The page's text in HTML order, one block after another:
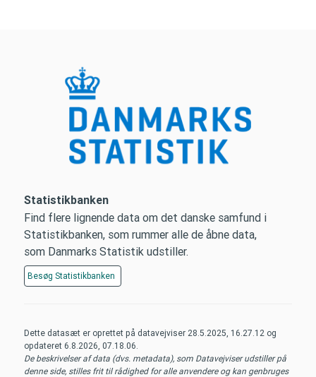
Statistikbanken
Find flere lignende data om det danske samfund i
Statistikbanken, som rummer alle de åbne data,
som Danmarks Statistik udstiller.
Besøg Statistikbanken
Dette datasæt er oprettet på datavejviser 28.5.2025, 16.27.12 og
opdateret 6.8.2026, 07.18.06
De beskrivelser af data (dvs. metadata), som Datavejviser udstiller på
denne side, stilles frit til rådighed for alle anvendere og kan genbruges